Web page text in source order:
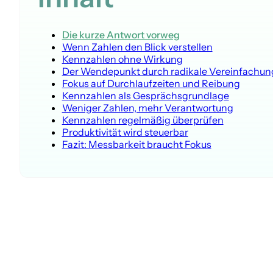
Die kurze Antwort vorweg
Wenn Zahlen den Blick verstellen
Kennzahlen ohne Wirkung
Der Wendepunkt durch radikale
Fokus auf Durchlaufzeiten und Reibung
Kennzahlen als Gesprächsgrundlage
Weniger Zahlen, mehr Verantwortung
Kennzahlen regelmäßig überprüfen
Produktivität wird steuerbar
Fazit: Messbarkeit braucht Fokus